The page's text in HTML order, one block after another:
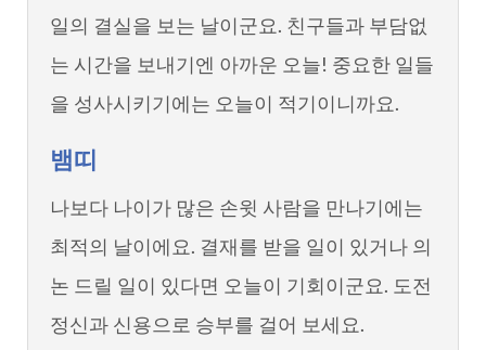
일의 결실을 보는 날이군요. 친구들과 부담없
는 시간을 보내기엔 아까운 오늘! 중요한 일들
을 성사시키기에는 오늘이 적기이니까요.
뱀띠
나보다 나이가 많은 손윗 사람을 만나기에는
최적의 날이에요. 결재를 받을 일이 있거나 의
논 드릴 일이 있다면 오늘이 기회이군요. 도전
정신과 신용으로 승부를 걸어 보세요.